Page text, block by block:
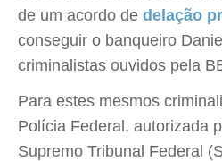
de um acordo de delação
conseguir o banqueiro
criminalistas ouvidos pela
Para estes mesmos
Polícia Federal, autorizada
Supremo Tribunal Federal